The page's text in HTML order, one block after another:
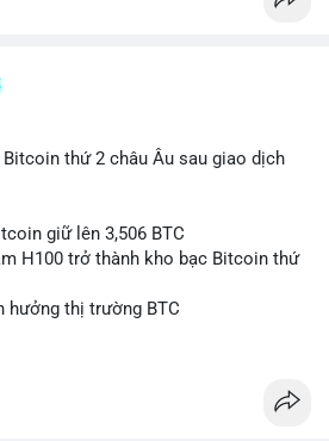
thứ 2 châu Âu sau giao dịch
giữ lên 3,506 BTC
H100 trở thành kho bạc Bitcoin thứ
hưởng thị trường BTC